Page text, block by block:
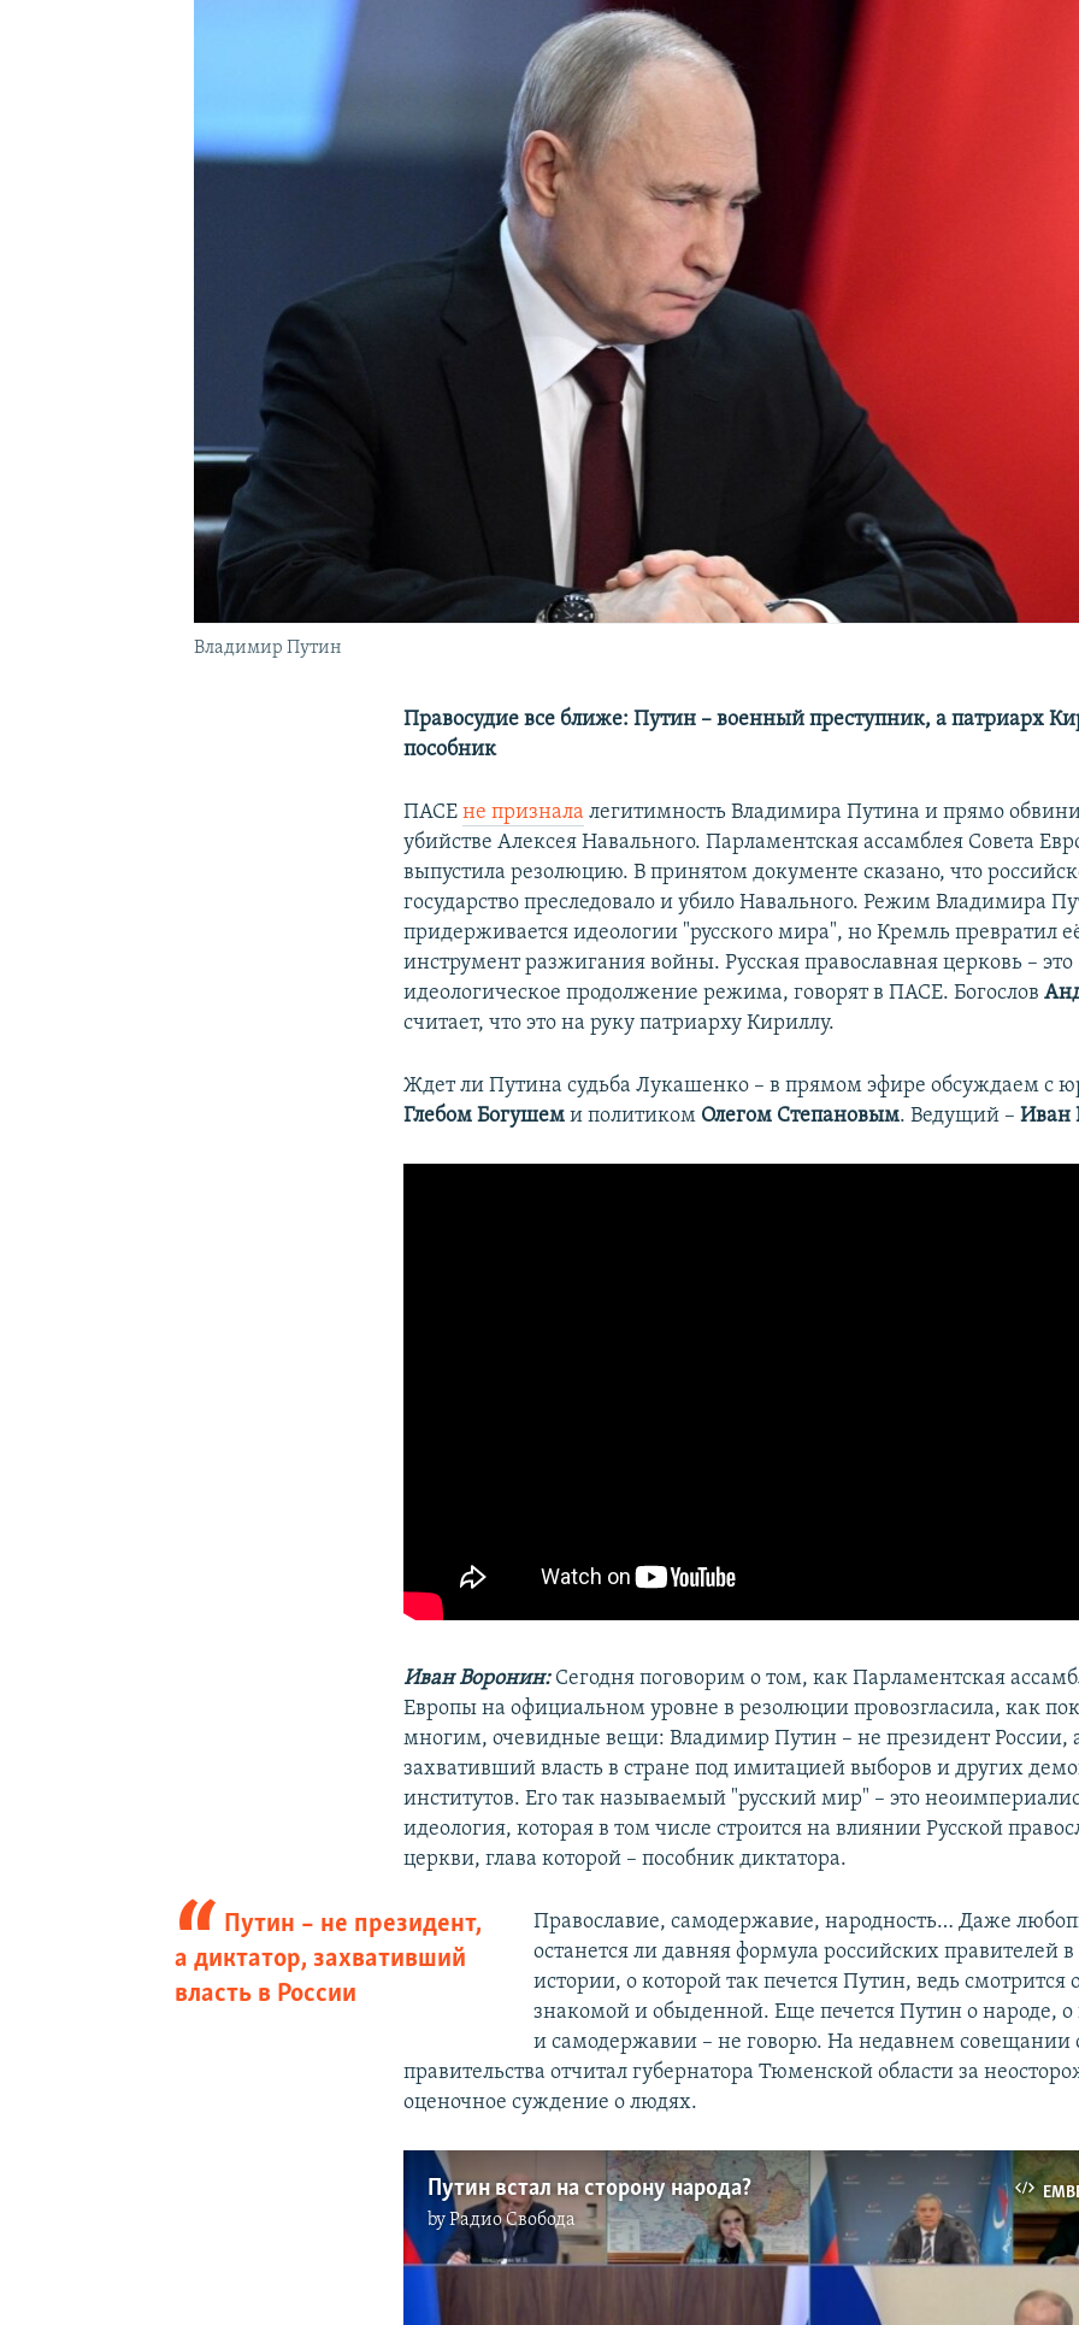
Владимир Путин
Правосудие все ближе: Путин – военный преступник, а патриарх
пособник
ПАСЕне признала легитимность Владимира Путина и прямо
убийстве Алексея Навального. Парламентская ассамблея Совета
выпустила резолюцию. В принятом документе сказано, что
государство преследовало и убило Навального. Режим Владимира
придерживается идеологии "русского мира", но Кремль превратил
инструмент разжигания войны. Русская православная церковь – это
идеологическое продолжение режима, говорят в ПАСЕ. Богослов
считает, что это на руку патриарху Кириллу.
Ждет ли Путина судьба Лукашенко – в прямом эфире обсуждаем с
Глебом Богушем и политиком Олегом Степановым. Ведущий –Иван
Иван Воронин:Сегодня поговорим о том, как Парламентская
Европы на официальном уровне в резолюции провозгласила, как
многим, очевидные вещи: Владимир Путин – не президент России,
захвативший власть в стране под имитацией выборов и других
институтов. Его так называемый "русский мир" – это
идеология, которая в том числе строится на влиянии Русской
церкви, глава которой – пособник диктатора.
Путин – не президент,
а диктатор, захвативший
власть в России
Православие, самодержавие, народность… Даже
останется ли давняя формула российских правителей
истории, о которой так печется Путин, ведь смотрится
знакомой и обыденной. Еще печется Путин о народе, о
и самодержавии – не говорю. На недавнем совещании
правительства отчитал губернатора Тюменской области за
оценочное суждение о людях.
Путин встал на сторону народа?
byРадио Свобода